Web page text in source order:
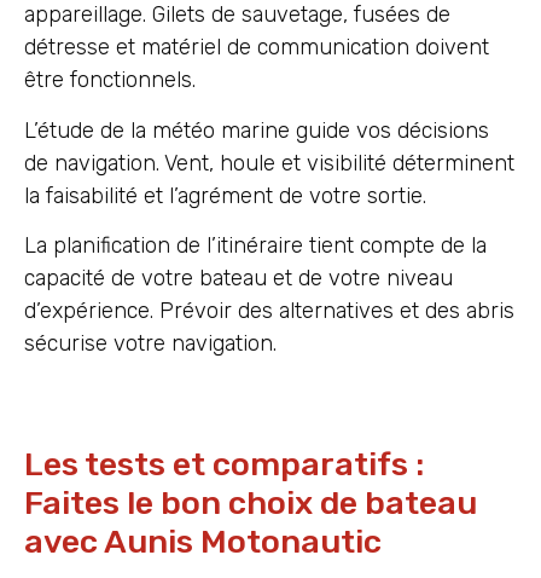
appareillage. Gilets de sauvetage, fusées de
détresse et matériel de communication doivent
être fonctionnels.
L’étude de la météo marine guide vos décisions
de navigation. Vent, houle et visibilité déterminent
la faisabilité et l’agrément de votre sortie.
La planification de l’itinéraire tient compte de la
capacité de votre bateau et de votre niveau
d’expérience. Prévoir des alternatives et des abris
sécurise votre navigation.
Les tests et comparatifs :
Faites le bon choix de bateau
avec Aunis Motonautic